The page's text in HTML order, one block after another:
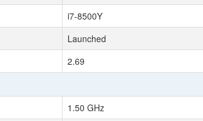
i7-8500Y
Launched
2.69
1.50 GHz